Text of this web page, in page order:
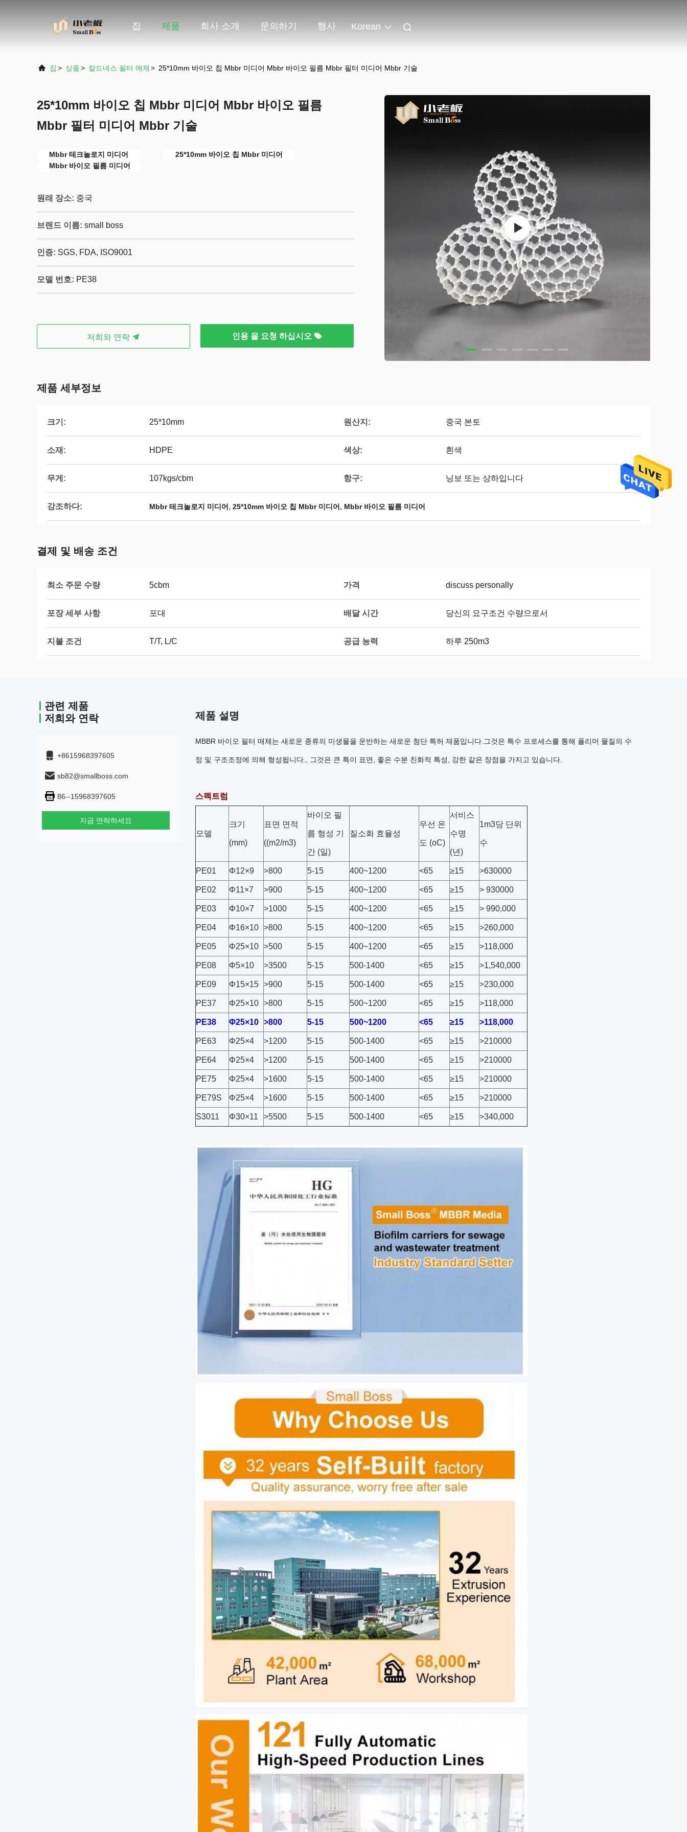
집 제품 회사 소개 문의하기 행사 Korean
집 > 상품> 칼드네스 필터 매체 > 25*10mm 바이오 칩 Mbbr 미디어 Mbbr 바이오 필름 Mbbr 필터 미디어 Mbbr 기술
25*10mm 바이오 칩 Mbbr 미디어 Mbbr 바이오 필름
Mbbr 필터 미디어 Mbbr 기술
Mbbr 테크놀로지 미디어
25*10mm 바이오 칩 Mbbr 미디어
Mbbr 바이오 필름 미디어
원래 장소: 중국
브랜드 이름: small boss
인증: SGS, FDA, ISO9001
모델 번호: PE38
저희와 연락 인용 을 요청 하십시오
제품 세부정보
크기: 25*10mm 원산지: 중국 본토
소재: HDPE 색상: 흰색
무게: 107kgs/cbm 항구: 닝보 또는 상하입니다
강조하다: Mbbr 테크놀로지 미디어 , 25*10mm 바이오 칩 Mbbr 미디어 , Mbbr 바이오 필름 미디어
결제 및 배송 조건
최소 주문 수량 5cbm 가격 discuss personally
포장 세부 사항 포대 배달 시간 당신의 요구조건 수량으로서
지불 조건 T/T, L/C 공급 능력 하루 250m3
관련 제품
저희와 연락
+8615968397605
sb82@smallboss.com
86--15968397605
지금 연락하세요
제품 설명
MBBR 바이오 필터 매체는 새로운 종류의 미생물을 운반하는 새로운 첨단 특허 제품입니다.그것은 특수 프로세스를 통해 폴리머 물질의 수
정 및 구조조정에 의해 형성됩니다., 그것은 큰 특이 표면, 좋은 수분 친화적 특성, 강한 같은 장점을 가지고 있습니다.
스펙트럼
모델
크기
(mm)
표면 면적
((m2/m3)
바이오 필
름 형성 기
간 (일)
질소화 효율성
우선 온
도 (oC)
서비스
수명
(년)
1m3당 단위
수
PE01 Φ12×9 >800 5-15 400~1200 <65 ≥15 >630000
PE02 Φ11×7 >900 5-15 400~1200 <65 ≥15 > 930000
PE03 Φ10×7 >1000 5-15 400~1200 <65 ≥15 > 990,000
PE04 Φ16×10 >800 5-15 400~1200 <65 ≥15 >260,000
PE05 Φ25×10 >500 5-15 400~1200 <65 ≥15 >118,000
PE08 Φ5×10 >3500 5-15 500-1400 <65 ≥15 >1,540,000
PE09 Φ15×15 >900 5-15 500-1400 <65 ≥15 >230,000
PE37 Φ25×10 >800 5-15 500~1200 <65 ≥15 >118,000
PE38 Φ25×10 >800 5-15 500~1200 <65 ≥15 >118,000
PE63 Φ25×4 >1200 5-15 500-1400 <65 ≥15 >210000
PE64 Φ25×4 >1200 5-15 500-1400 <65 ≥15 >210000
PE75 Φ25×4 >1600 5-15 500-1400 <65 ≥15 >210000
PE79S Φ25×4 >1600 5-15 500-1400 <65 ≥15 >210000
S3011 Φ30×11 >5500 5-15 500-1400 <65 ≥15 >340,000